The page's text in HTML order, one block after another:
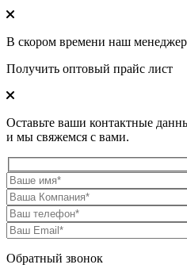
В скором времени наш менеджер
Получить оптовый прайс лист
Оставьте ваши контактные
и мы свяжемся с вами.
Обратный звонок